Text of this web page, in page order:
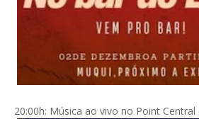
20:00h: Música ao vivo no Point